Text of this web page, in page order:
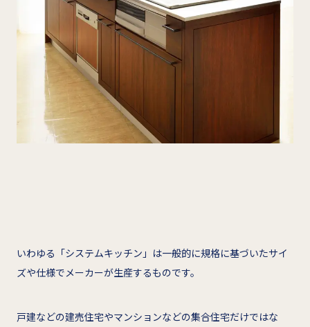
いわゆる「システムキッチン」は一般的に規格に基づいたサイ
ズや仕様でメーカーが生産するものです。
戸建などの建売住宅やマンションなどの集合住宅だけではな